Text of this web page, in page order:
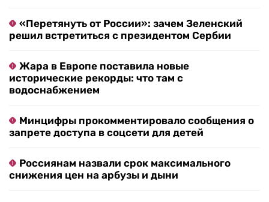
«Перетянуть от России»: зачем Зеленский
решил встретиться с президентом Сербии
Жара в Европе поставила новые
исторические рекорды: что там с
водоснабжением
Минцифры прокомментировало сообщения о
запрете доступа в соцсети для детей
Россиянам назвали срок максимального
снижения цен на арбузы и дыни